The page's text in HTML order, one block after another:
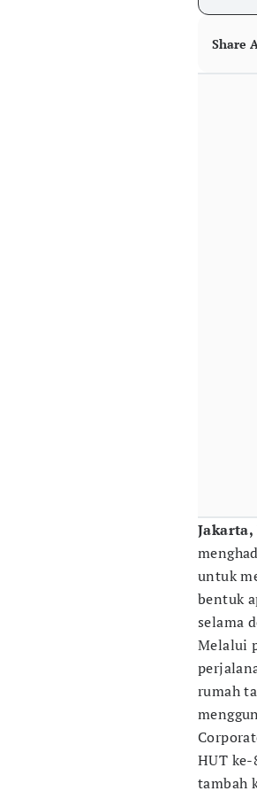
Share
Jakarta,
untuk
bentuk
selama
Melalui
rumah
HUT
tambah